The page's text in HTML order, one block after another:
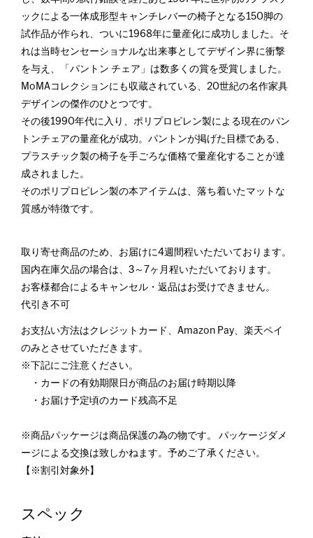
ックによる一体成形型キャンチレバーの椅子となる150脚の
試作品が作られ、ついに1968年に量産化に成功しました。そ
れは当時センセーショナルな出来事としてデザイン界に衝撃
を与え、「パントン チェア」は数多くの賞を受賞しました。
MoMAコレクションにも収蔵されている、20世紀の名作家具
デザインの傑作のひとつです。
その後1990年代に入り、ポリプロピレン製による現在のパン
トンチェアの量産化が成功。パントンが掲げた目標である、
プラスチック製の椅子を手ごろな価格で量産化することが達
成されました。
そのポリプロピレン製の本アイテムは、落ち着いたマットな
質感が特徴です。
取り寄せ商品のため、お届けに4週間程いただいております。
国内在庫欠品の場合は、3～7ヶ月程いただいております。
お客様都合によるキャンセル・返品はお受けできません。
代引き不可
お支払い方法はクレジットカード、Amazon Pay、楽天ペイ
のみとさせていただきます。
※下記にご注意ください。
・カードの有効期限日が商品のお届け時期以降
・お届け予定頃のカード残高不足
※商品パッケージは商品保護の為の物です。 パッケージダメ
ージによる交換は致しかねます。予めご了承ください。
【※割引対象外】
スペック